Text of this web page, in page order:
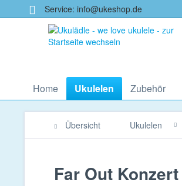
Service: info@ukeshop.de
Home Ukulelen Zubehör
Übersicht Ukulelen
Far Out Konzert